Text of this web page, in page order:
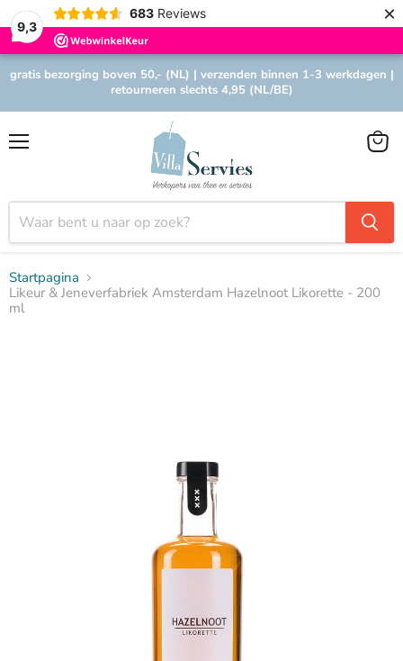
9,3
683 Reviews ×
gratis bezorging boven 50,- (NL) | verzenden binnen 1-3 werkdagen |
retourneren slechts 4,95 (NL/BE)
Startpagina
Likeur & Jeneverfabriek Amsterdam Hazelnoot Likorette - 200
ml